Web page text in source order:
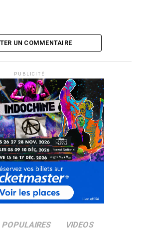
UN COMMENTAIRE
PUBLICITÉ
POPULAIRES VIDEOS